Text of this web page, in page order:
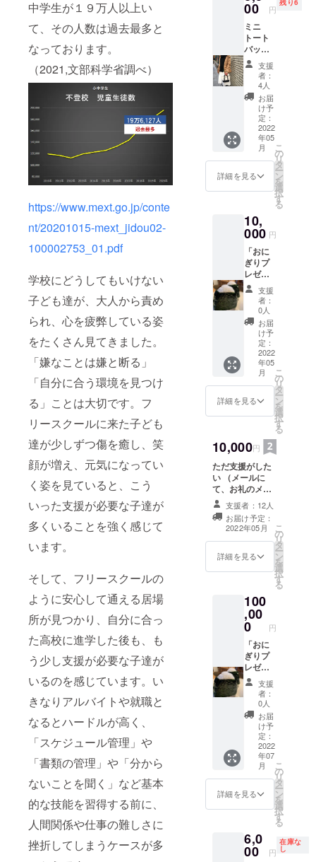
中学生が１９万人以上い
て、その人数は過去最多と
なっております。
（2021,文部科学省調べ）
https://www.mext.go.jp/conte
nt/20201015-mext_jidou02-
100002753_01.pdf
学校にどうしてもいけない
子ども達が、大人から責め
られ、心を疲弊している姿
をたくさん見てきました。
「嫌なことは嫌と断る」
「自分に合う環境を見つけ
る」ことは大切です。フ
リースクールに来た子ども
達が少しずつ傷を癒し、笑
顔が増え、元気になってい
く姿を見ていると、こう
いった支援が必要な子達が
多くいることを強く感じて
います。
そして、フリースクールの
ように安心して通える居場
所が見つかり、自分に合っ
た高校に進学した後も、も
う少し支援が必要な子達が
いるのを感じています。い
きなりアルバイトや就職と
なるとハードルが高く、
「スケジュール管理」や
「書類の管理」や「分から
ないことを聞く」など基本
的な技能を習得する前に、
人間関係や仕事の難しさに
挫折してしまうケースが多
たの名
前（も
しくは
ニック
ネー
ム・イ
ニシャ
ル）を
書いて
いただ
くと、
おにチ
ケにそ
の名前
されま
す。
０文字
以内と
させて
いただ
きま
す） ※
具はう
め・し
お・こ
んぶ・
さけ・
おかか
に限定
されま
す。 ※
限は
2022年
2024年
3月で
す。
奥行
9cm
ショル
ダーの
長さ
21cm～
46cm
00 円
ミニ
トート
バッグ
ソライ
ロ工房
オリジ
ナルの
トート
バッ
グ。お
にぎり
や小物
を入れ
ると
ちょう
どよい
です。
サイズ
横
31cm（
上
部）/17
cm（底
部） 高
さ16cm
奥行
14cm
持ち手
の長
さ
20cm
持ち手
の幅
支援
者：
4人
お届
け予
定：
2022
年05
月
詳細を見る
こ
の
リ
タ
ー
ン
を
選
択
す
る
10,
000 円
「おに
ぎりプ
レゼン
トチ
ケット
（おに
チ
ケ）」
50枚分
に支援
者様の
お名前
を記載
し、子
ども達
からの
メッ
セージ
を
Instagr
amに
アップ
しま
す。
Instagr
amに
アップ
示しま
す。 ※
この
コース
の支援
金で50
名の子
ども
（中学
生以
下）に
おにぎ
りを提
供しま
す。支
援者ご
本人に
おにぎ
けする
コース
支援
者：
0人
お届
け予
定：
2022
年05
月
詳細を見る
こ
の
リ
タ
ー
ン
を
選
択
す
る
10,000円
ただ支援がした
い （メールに
て、お礼のメッ
セージ＆お手紙
を送らせていた
だきます）
支援者：12人
お届け予定：
2022年05月
詳細を見る
こ
の
リ
タ
ー
ン
を
選
択
す
る
100
,00
0 円
「おに
ぎりプ
レゼン
トチ
ケット
（おに
チ
ケ）」
500枚分
に支援
者様の
お名前
を記載
し、
Instagr
amに
した
後、店
内に掲
支援
者：
0人
お届
け予
定：
2022
年07
月
詳細を見る
こ
の
リ
タ
ー
ン
を
選
択
す
る
6,0
00 円
在庫な
し